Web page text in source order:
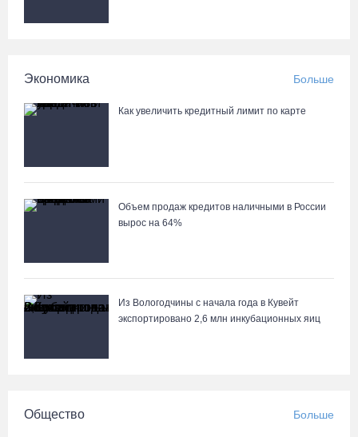
Экономика Больше
Как увеличить кредитный лимит по карте
Объем продаж кредитов наличными в России
вырос на 64%
Из Вологодчины с начала года в Кувейт
экспортировано 2,6 млн инкубационных яиц
Общество Больше